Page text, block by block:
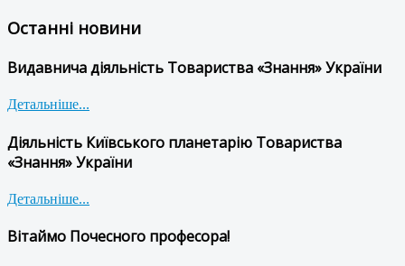
Останні новини
Видавнича діяльність Товариства «Знання» України
Детальніше...
Діяльність Київського планетарію Товариства
«Знання» України
Детальніше...
Вітаймо Почесного професора!